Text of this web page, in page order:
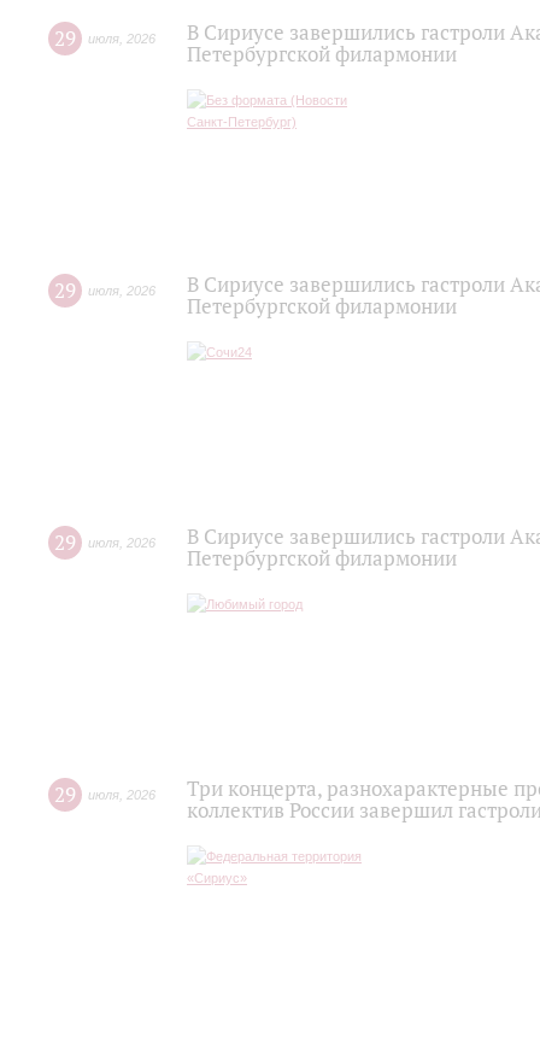
29 июля 2026
В Сириусе завершились гастроли
Петербургской филармонии
29 июля 2026
В Сириусе завершились гастроли
Петербургской филармонии
29 июля 2026
В Сириусе завершились гастроли
Петербургской филармонии
29 июля 2026
Три концерта, разнохарактерные
коллектив России завершил